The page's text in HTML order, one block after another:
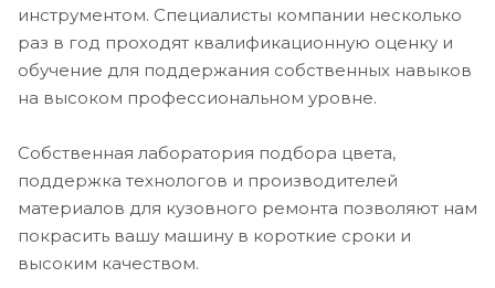
инструментом. Специалисты компании несколько
раз в год проходят квалификационную оценку и
обучение для поддержания собственных навыков
на высоком профессиональном уровне.
Собственная лаборатория подбора цвета,
поддержка технологов и производителей
материалов для кузовного ремонта позволяют нам
покрасить вашу машину в короткие сроки и
высоким качеством.